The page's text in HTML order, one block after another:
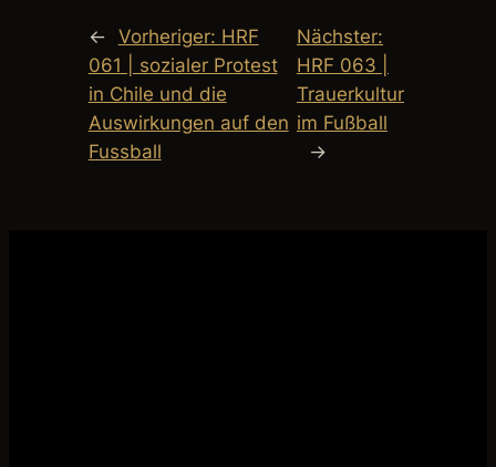
← Vorheriger: HRF
061 | sozialer Protest
in Chile und die
Auswirkungen auf den
Fussball
Nächster:
HRF 063 |
Trauerkultur
im Fußball
→